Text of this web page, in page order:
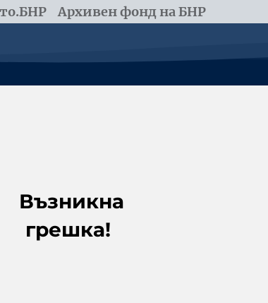
Архивен фонд на БНР
Възникна
грешка!